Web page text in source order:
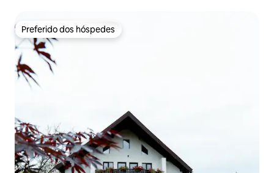
Preferido dos hóspedes
Preferido dos hóspedes